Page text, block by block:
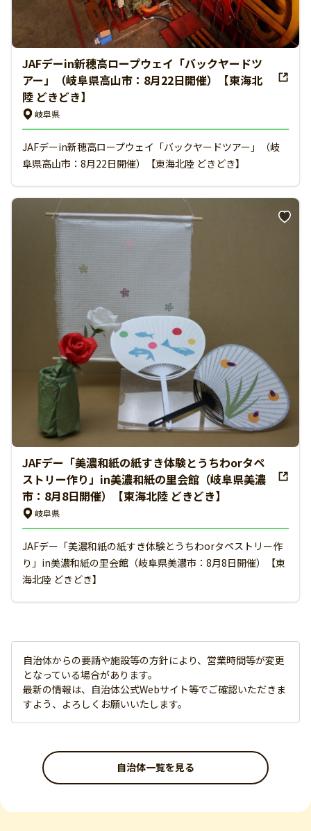
JAFデーin新穂高ロープウェイ「バックヤードツ
アー」（岐阜県高山市：8月22日開催）【東海北
陸 どきどき】
岐阜県
JAFデーin新穂高ロープウェイ「バックヤードツアー」（岐
阜県高山市：8月22日開催）【東海北陸 どきどき】
JAFデー「美濃和紙の紙すき体験とうちわorタペ
ストリー作り」in美濃和紙の里会館（岐阜県美濃
市：8月8日開催）【東海北陸 どきどき】
岐阜県
JAFデー「美濃和紙の紙すき体験とうちわorタペストリー作
り」in美濃和紙の里会館（岐阜県美濃市：8月8日開催）【東
海北陸 どきどき】
自治体からの要請や施設等の方針により、営業時間等が変更
となっている場合があります。
最新の情報は、自治体公式Webサイト等でご確認いただきま
すよう、よろしくお願いいたします。
自治体一覧を見る